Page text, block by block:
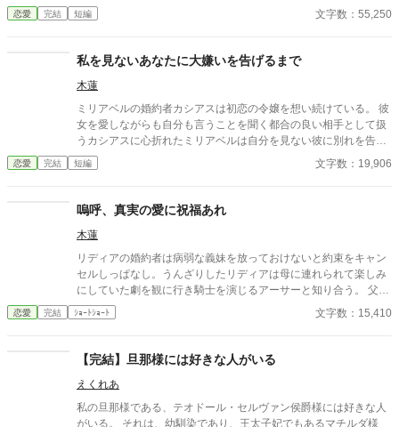
愛していないといわれ、表向きは仲睦まじい王太子夫妻だったが
アーサーにはグレイス以外に愛する人がいた。次代の希望とよば
話加えました。2／6変更）
恋愛 完結 短編 文字数：55,250
私を見ないあなたに大嫌いを告げるまで
木蓮
ミリアベルの婚約者カシアスは初恋の令嬢を想い続けている。 彼
女を愛しながらも自分も言うことを聞く都合の良い相手として扱
うカシアスに心折れたミリアベルは自分を見ない彼に別れを告げ
た。 「今さらあなたが私をどう思っているかなんて知りたくもな
い」 婚約者を信じられなかった令嬢と大切な人を失ってやっと現
恋愛 完結 短編 文字数：19,906
嗚呼、真実の愛に祝福あれ
木蓮
リディアの婚約者は病弱な義妹を放っておけないと約束をキャン
セルしっぱなし。うんざりしたリディアは母に連れられて楽しみ
にしていた劇を観に行き騎士を演じるアーサーと知り合う。 父か
ら条件付きで婚約者との婚約解消の許可をもらったリディアはせ
っせと劇を観にいってアーサーと仲良くなる。 しかし、婚約者が
人の暴走に巻き込まれ、アーサーを巻きこんだ喜劇（？）の幕が
上がる――。 推し活していたら恋が叶って脳みそ花畑婚約者たち
もさっくり撃退した、ゆるふわ恋愛劇。
恋愛 完結 ｼｮｰﾄｼｮｰﾄ 文字数：15,410
【完結】旦那様には好きな人がいる
えくれあ
私の旦那様である、テオドール・セルヴァン侯爵様には好きな人
がいる。 それは、幼馴染であり、王太子妃でもあるマチルダ様